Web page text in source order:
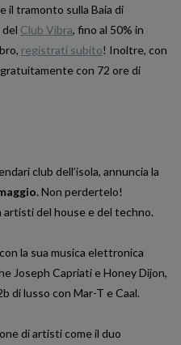
il tramonto sulla Baia di
del Club Vibra, fino al 50% in
registrati subito! Inoltre, con
con 72 ore di
club dell’isola, annuncia la
. Non perdertelo!
artisti del house e del techno.
la sua musica elettronica
Joseph Capriati e Honey Dijon,
di lusso con Mar-T e Caal.
di artisti come il duo